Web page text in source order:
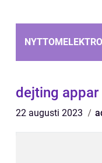
dejting
22 augusti 2023